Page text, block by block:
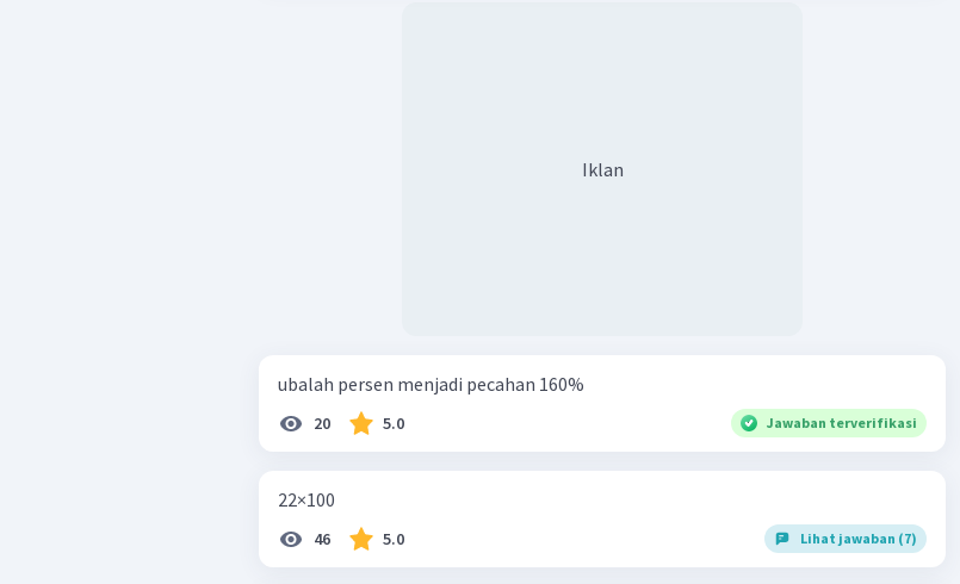
Iklan
ubalah persen menjadi pecahan 160%
20 5.0 Jawaban terverifikasi
22×100
46 5.0 Lihat jawaban (7)